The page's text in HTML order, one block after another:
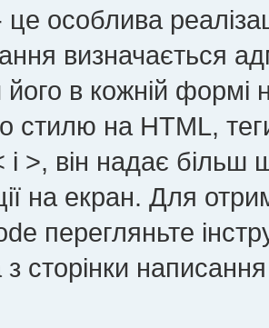
особлива
визначається
його в кожній
стилю на HTML,
>, він надає більш
на екран. Для
перегляньте
сторінки